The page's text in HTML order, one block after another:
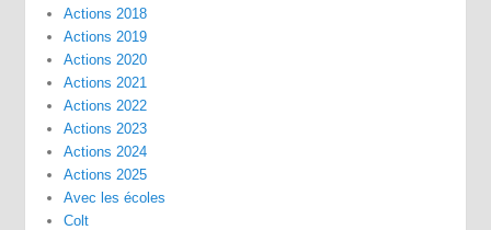
Actions 2018
Actions 2019
Actions 2020
Actions 2021
Actions 2022
Actions 2023
Actions 2024
Actions 2025
Avec les écoles
Colt